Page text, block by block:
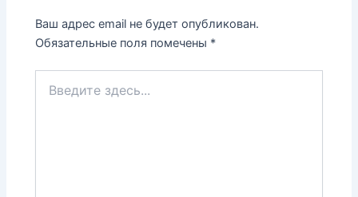
Ваш адрес email не будет опубликован.
Обязательные поля помечены *
здесь...